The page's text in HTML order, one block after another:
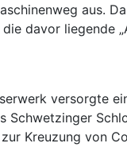
aus.
davor liegende
versorgte
Schwetzinger
Kreuzung von